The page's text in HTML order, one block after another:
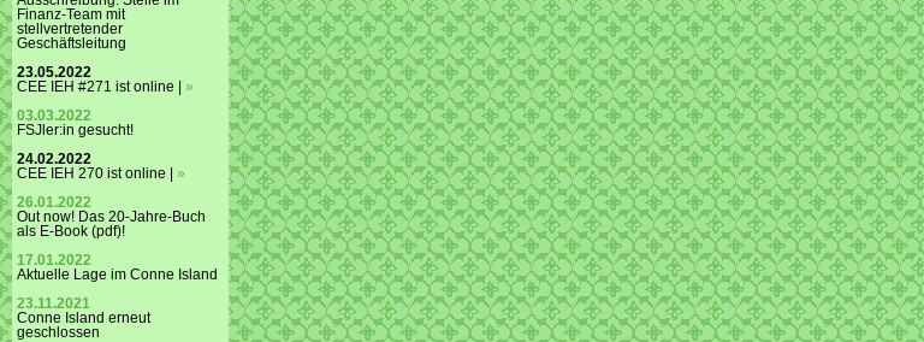
Finanz-Team mit
stellvertretender
Geschäftsleitung
23.05.2022
CEE IEH #271 ist online | »
03.03.2022
FSJler:in gesucht!
24.02.2022
CEE IEH 270 ist online | »
26.01.2022
Out now! Das 20-Jahre-Buch
als E-Book (pdf)!
17.01.2022
Aktuelle Lage im Conne Island
23.11.2021
Conne Island erneut
geschlossen